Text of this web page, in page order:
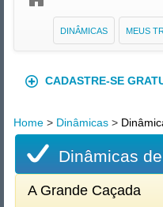
MEUS
DINÂMICAS
CADASTRE-SE
Home > Dinâmicas >
Dinâmicas
A Grande Caçada